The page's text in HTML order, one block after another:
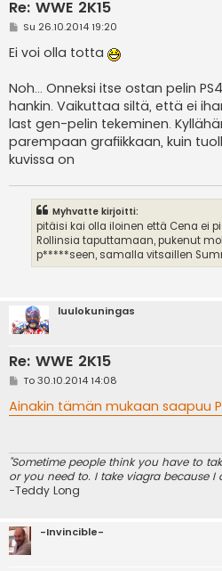
Re: WWE 2K15
V
e
s
i
Su 26.10.2014 19:20
Ei voi olla totta
Noh... Onneksi itse ostan pelin
hankin. Vaikuttaa siltä, että ei
last gen-pelin tekeminen.
parempaan grafiikkaan, kuin
kuvissa on
Myhvatte kirjoitti:
pitäisi kai olla iloinen että Cena ei
Rollinsia taputtamaan, pukenut
p*****seen, samalla vitsaillen
luulokuningas
Re: WWE 2K15
V
e
s
To 30.10.2014 14:08
Ainakin tämän mukaan saapuu
"Sometime people think you have to
or you need to. I take viagra because I
-Teddy Long
-Invincible-